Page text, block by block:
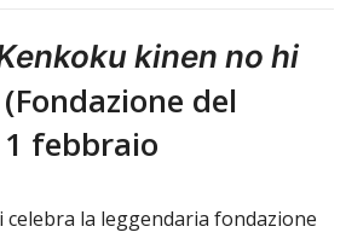
kinen no hi
del
febbraio
la leggendaria fondazione